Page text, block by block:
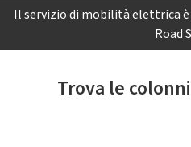
Il servizio di mobilità elettrica
Road
Trova le